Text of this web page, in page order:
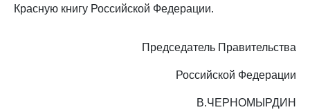
Красную книгу Российской Федерации.
Председатель Правительства
Российской Федерации
В.ЧЕРНОМЫРДИН